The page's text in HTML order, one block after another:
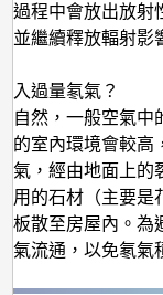
過程中會放出放射
並繼續釋放輻射影
入過量氡氣？
自然，一般空氣中
的室內環境會較高
氣，經由地面上的
用的石材（主要是
板散至房屋內。為
氣流通，以免氡氣